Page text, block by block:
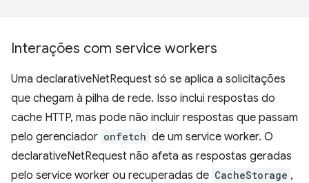
Interações com service workers
Uma declarativeNetRequest só se aplica a solicitações
que chegam à pilha de rede. Isso inclui respostas do
cache HTTP, mas pode não incluir respostas que passam
pelo gerenciador onfetch de um service worker. O
declarativeNetRequest não afeta as respostas geradas
pelo service worker ou recuperadas de CacheStorage ,